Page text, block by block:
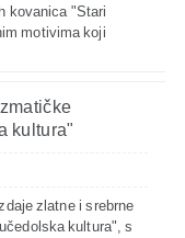
kovanica "Stari
motivima koji
kultura"
zlatne i srebrne
kultura", s